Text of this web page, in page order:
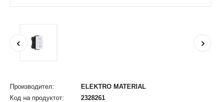
Производител:
ELEKTRO MATERIAL
Код на продуктот:
2328261